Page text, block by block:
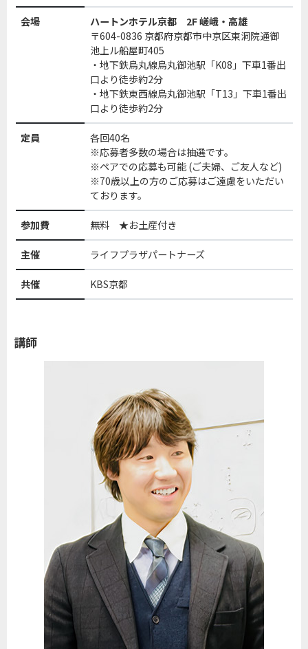
会場
ハートンホテル京都 2F 嵯峨・高雄
〒604-0836 京都府京都市中京区東洞院通御
池上ル船屋町405
・地下鉄烏丸線烏丸御池駅「K08」下車1番出
口より徒歩約2分
・地下鉄東西線烏丸御池駅「T13」下車1番出
口より徒歩約2分
定員
各回40名
※応募者多数の場合は抽選です。
※ペアでの応募も可能 (ご夫婦、ご友人など)
※70歳以上の方のご応募はご遠慮をいただい
ております。
参加費 無料 ★お土産付き
主催 ライフプラザパートナーズ
共催 KBS京都
講師